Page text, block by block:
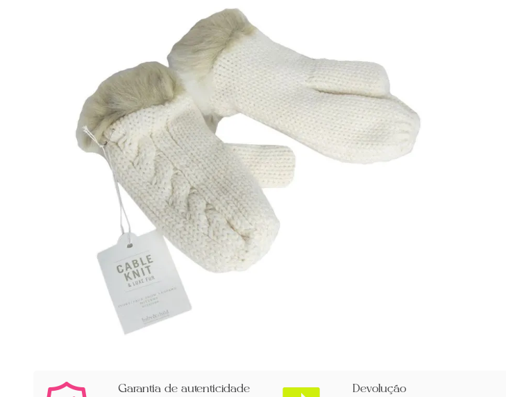
prada
10º louis vuitton
Garantia de autenticidade Devolução